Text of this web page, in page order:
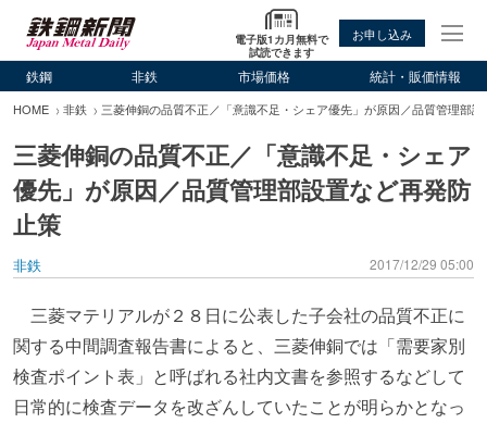
電子版1カ月無料で
試読できます
お申し込み
鉄鋼 非鉄 市場価格 統計・販価情報
HOME 非鉄 三菱伸銅の品質不正／「意識不足・シェア優先」が原因／品質管理部
三菱伸銅の品質不正／「意識不足・シェア
優先」が原因／品質管理部設置など再発防
止策
非鉄 2017/12/29 05:00
三菱マテリアルが２８日に公表した子会社の品質不正に
関する中間調査報告書によると、三菱伸銅では「需要家別
検査ポイント表」と呼ばれる社内文書を参照するなどして
日常的に検査データを改ざんしていたことが明らかとなっ